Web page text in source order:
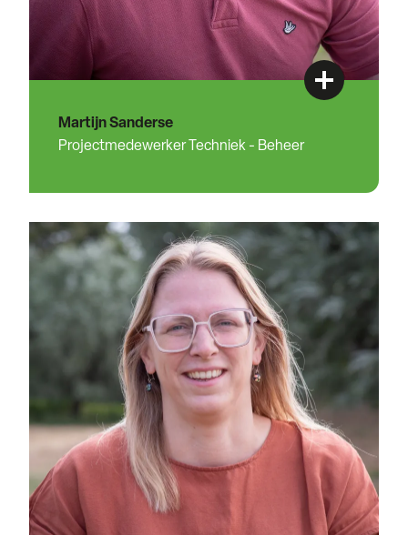
Martijn Sanderse
Projectmedewerker Techniek - Beheer